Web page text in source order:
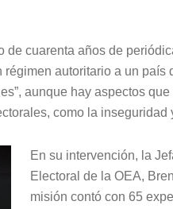
de cuarenta años de
autoritario a un país
aunque hay aspectos
como la inseguridad
En su intervención, la
Electoral de la OEA,
misión contó con 65